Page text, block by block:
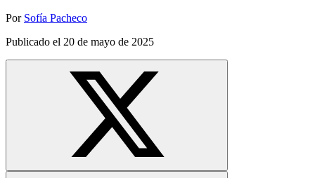
Por Sofía Pacheco
Publicado el 20 de mayo de 2025